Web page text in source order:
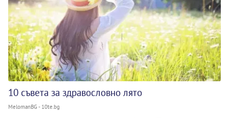
10 съвета за здравословно лято
MelomanBG - 10te.bg